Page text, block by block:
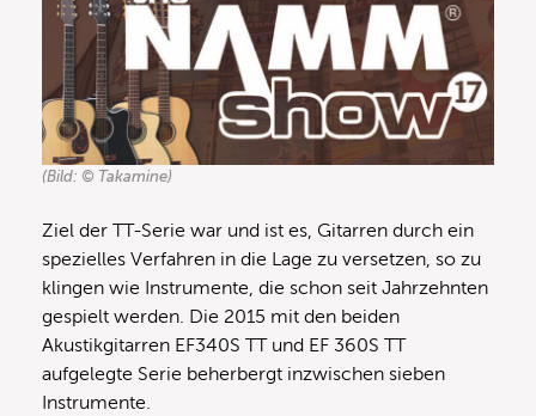
(Bild: © Takamine)
Ziel der TT-Serie war und ist es, Gitarren durch ein
spezielles Verfahren in die Lage zu versetzen, so zu
klingen wie Instrumente, die schon seit Jahrzehnten
gespielt werden. Die 2015 mit den beiden
Akustikgitarren EF340S TT und EF 360S TT
aufgelegte Serie beherbergt inzwischen sieben
Instrumente.